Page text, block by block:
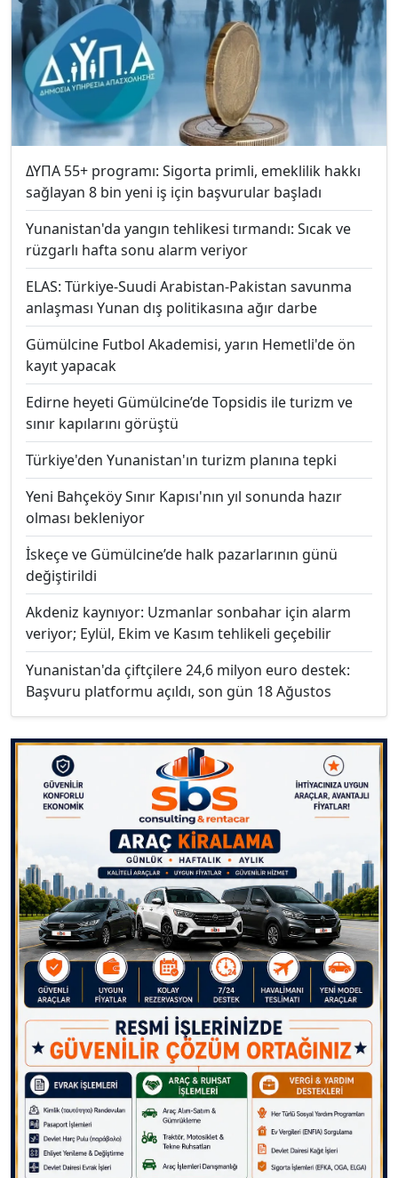
ΔΥΠΑ 55+ programı: Sigorta primli, emeklilik hakkı
sağlayan 8 bin yeni iş için başvurular başladı
Yunanistan'da yangın tehlikesi tırmandı: Sıcak ve
rüzgarlı hafta sonu alarm veriyor
ELAS: Türkiye-Suudi Arabistan-Pakistan savunma
anlaşması Yunan dış politikasına ağır darbe
Gümülcine Futbol Akademisi, yarın Hemetli'de ön
kayıt yapacak
Edirne heyeti Gümülcine’de Topsidis ile turizm ve
sınır kapılarını görüştü
Türkiye'den Yunanistan'ın turizm planına tepki
Yeni Bahçeköy Sınır Kapısı'nın yıl sonunda hazır
olması bekleniyor
İskeçe ve Gümülcine’de halk pazarlarının günü
değiştirildi
Akdeniz kaynıyor: Uzmanlar sonbahar için alarm
veriyor; Eylül, Ekim ve Kasım tehlikeli geçebilir
Yunanistan'da çiftçilere 24,6 milyon euro destek:
Başvuru platformu açıldı, son gün 18 Ağustos